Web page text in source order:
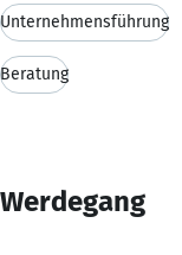
Unternehmensführung
Beratung
Werdegang